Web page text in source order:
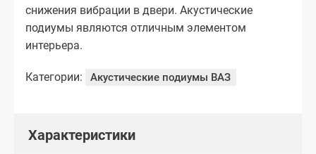
снижения вибрации в двери. Акустические
подиумы являются отличным элементом
интерьера.
Категории: Акустические подиумы ВАЗ
Характеристики